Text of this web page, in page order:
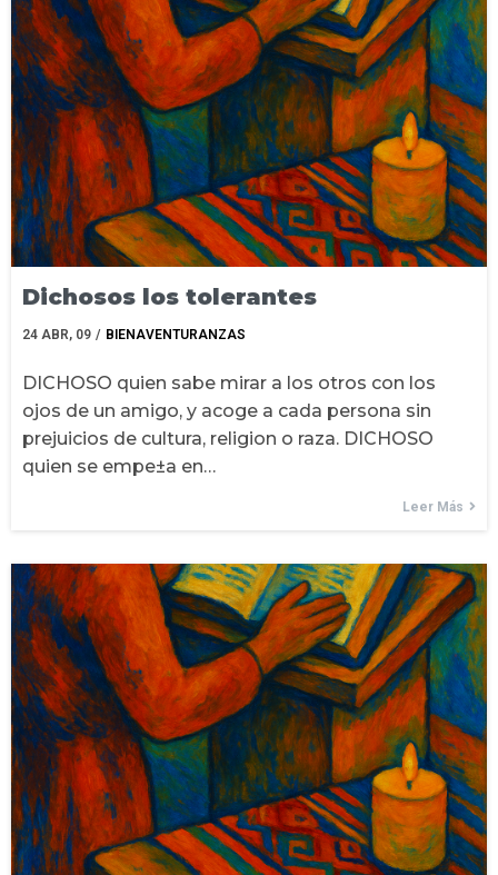
Dichosos los tolerantes
24 ABR, 09 / BIENAVENTURANZAS
DICHOSO quien sabe mirar a los otros con los
ojos de un amigo, y acoge a cada persona sin
prejuicios de cultura, religion o raza. DICHOSO
quien se empe±a en…
Leer Más